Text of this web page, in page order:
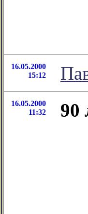
16.05.2000
15:12
16.05.2000
11:32
90